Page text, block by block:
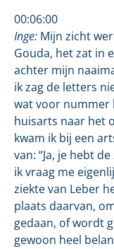
00:06:00
Inge: Mijn zicht
Gouda, het zat in
achter mijn
ik zag de letters
wat voor nummer
huisarts naar het
kwam ik bij een
van: “Ja, je hebt
ik vraag me
ziekte van Leber
plaats daarvan,
gedaan, of wordt
gewoon heel